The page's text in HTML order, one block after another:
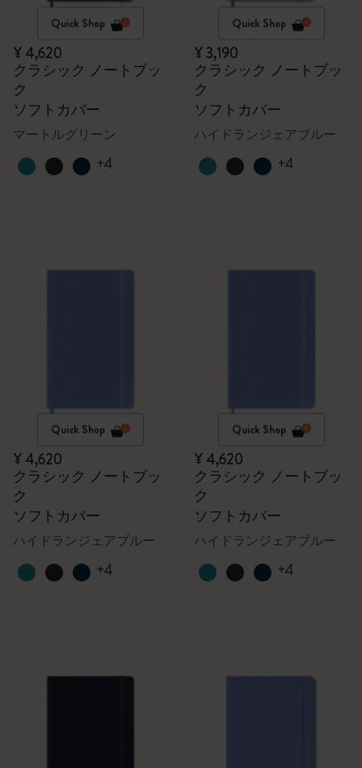
Quick Shop
¥ 4,620
クラシック ノートブッ
ク
ソフトカバー
マートルグリーン
+4
Quick Shop
¥ 3,190
クラシック ノートブッ
ク
ソフトカバー
ハイドランジェアブルー
+4
Quick Shop
¥ 4,620
クラシック ノートブッ
ク
ソフトカバー
ハイドランジェアブルー
+4
Quick Shop
¥ 4,620
クラシック ノートブッ
ク
ソフトカバー
ハイドランジェアブルー
+4